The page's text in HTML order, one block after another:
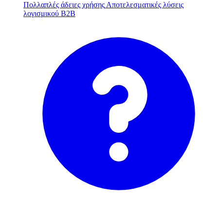
Πολλαπλές άδειες χρήσης Αποτελεσματικές λύσεις
λογισμικού B2B